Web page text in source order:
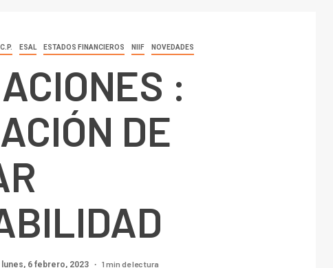
ESAL ESTADOS FINANCIEROS NIIF NOVEDADES
:
DE
lunes, 6 febrero, 2023 1 min de lectura